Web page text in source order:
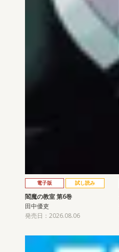
電子版 試し読み
閻魔の教室 第6巻
田中優吏
発売日：2026.08.06